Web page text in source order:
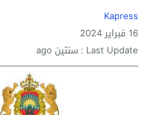
Kapress
16 فبراير 2024
Last Update : سنتين ago